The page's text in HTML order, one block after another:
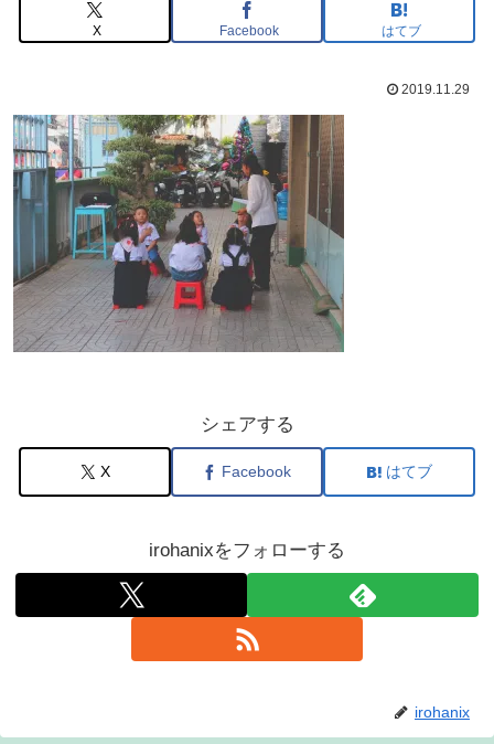
X Facebook はてブ
2019.11.29
シェアする
X Facebook はてブ
irohanixをフォローする
irohanix